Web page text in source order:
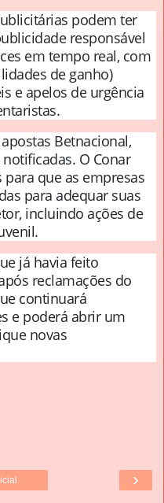
podem ter
responsável
em tempo real, com
de ganho)
e apelos de urgência
Betnacional,
O Conar
que as empresas
para adequar suas
incluindo ações de
já havia feito
reclamações do
continuará
e poderá abrir um
novas
›